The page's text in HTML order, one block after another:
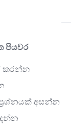
පියවර
කරන්න
අසන්න